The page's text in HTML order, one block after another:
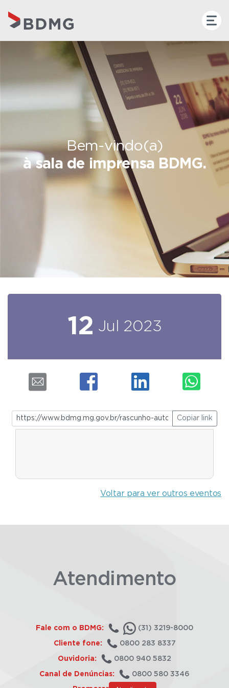
Bem-vindo(a)
à sala de imprensa BDMG.
12 Jul 2023
Copiar link
Voltar para ver outros eventos
Atendimento
Fale com o BDMG: (31) 3219-8000
Cliente fone: 0800 283 8337
Ouvidoria: 0800 940 5832
Canal de Denúncias: 0800 580 3346